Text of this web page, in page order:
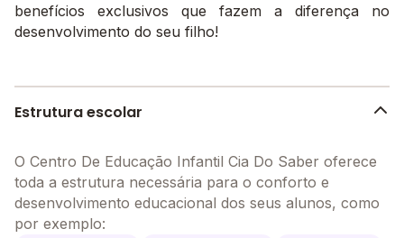
benefícios exclusivos que fazem a diferença no
desenvolvimento do seu filho!
Estrutura escolar
O Centro De Educação Infantil Cia Do Saber oferece
toda a estrutura necessária para o conforto e
desenvolvimento educacional dos seus alunos, como
por exemplo: